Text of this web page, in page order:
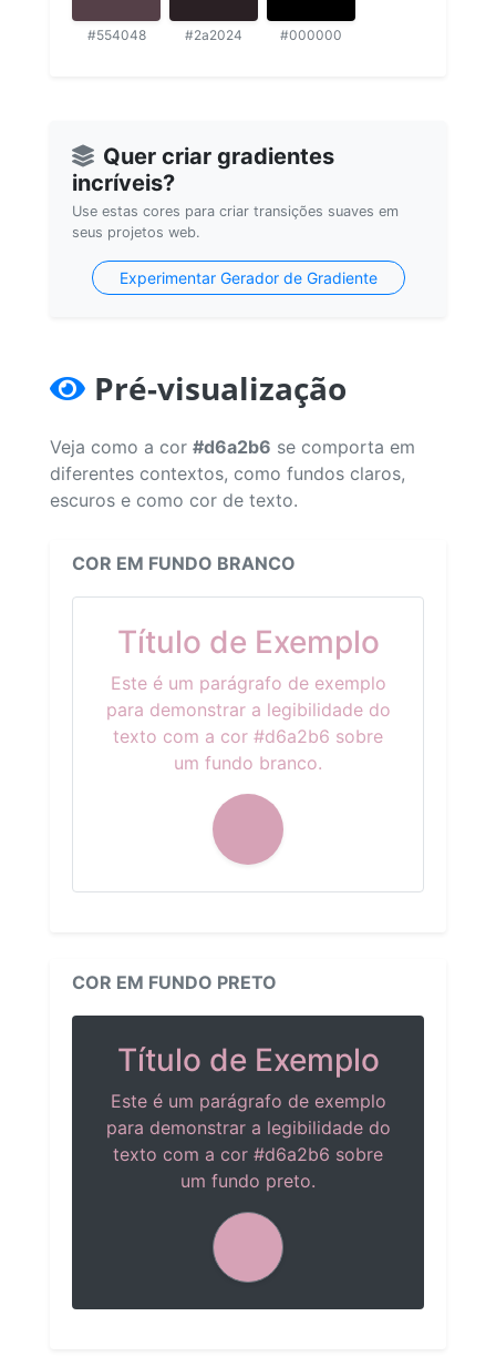
#554048 #2a2024 #000000
Quer criar gradientes
incríveis?
Use estas cores para criar transições suaves em
seus projetos web.
Experimentar Gerador de Gradiente
Pré-visualização
Veja como a cor #d6a2b6 se comporta em
diferentes contextos, como fundos claros,
escuros e como cor de texto.
COR EM FUNDO BRANCO
Título de Exemplo
Este é um parágrafo de exemplo
para demonstrar a legibilidade do
texto com a cor #d6a2b6 sobre
um fundo branco.
COR EM FUNDO PRETO
Título de Exemplo
Este é um parágrafo de exemplo
para demonstrar a legibilidade do
texto com a cor #d6a2b6 sobre
um fundo preto.